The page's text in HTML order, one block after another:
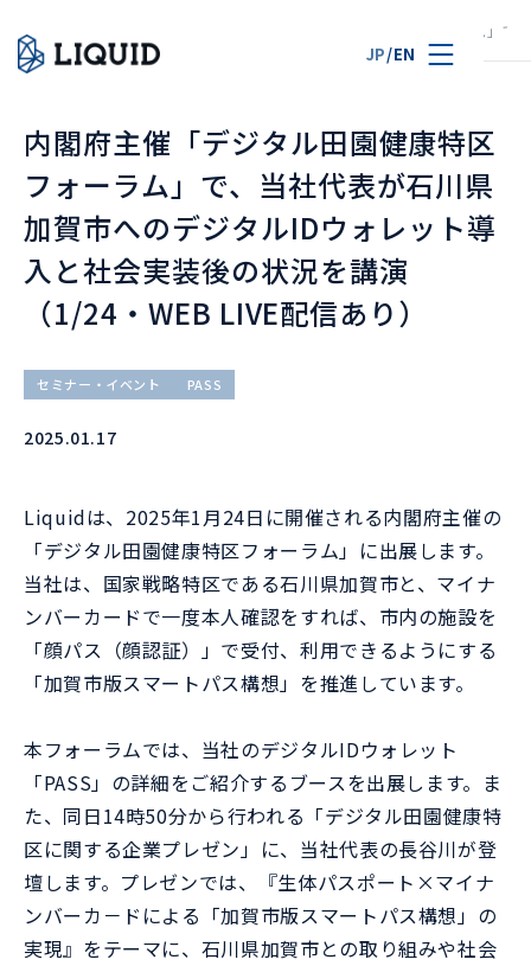
JP/EN
TOP 内閣府主催「デジタル田園健康特区フォーラム」
内閣府主催「デジタル田園健康特区
フォーラム」で、当社代表が石川県
加賀市へのデジタルIDウォレット導
入と社会実装後の状況を講演
（1/24・WEB LIVE配信あり）
セミナー・イベント PASS
2025.01.17
Liquidは、2025年1月24日に開催される内閣府主催の
「デジタル田園健康特区フォーラム」に出展します。
当社は、国家戦略特区である石川県加賀市と、マイナ
ンバーカードで一度本人確認をすれば、市内の施設を
「顔パス（顔認証）」で受付、利用できるようにする
「加賀市版スマートパス構想」を推進しています。
本フォーラムでは、当社のデジタルIDウォレット
「PASS」の詳細をご紹介するブースを出展します。ま
た、同日14時50分から行われる「デジタル田園健康特
区に関する企業プレゼン」に、当社代表の長谷川が登
壇します。プレゼンでは、『生体パスポート×マイナ
ンバーカ－ドによる「加賀市版スマートパス構想」の
実現』をテーマに、石川県加賀市との取り組みや社会